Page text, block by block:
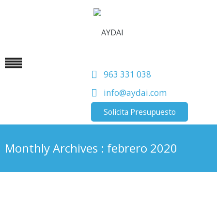
963 331 038
info@aydai.com
Solicita Presupuesto
Monthly Archives : febrero 2020